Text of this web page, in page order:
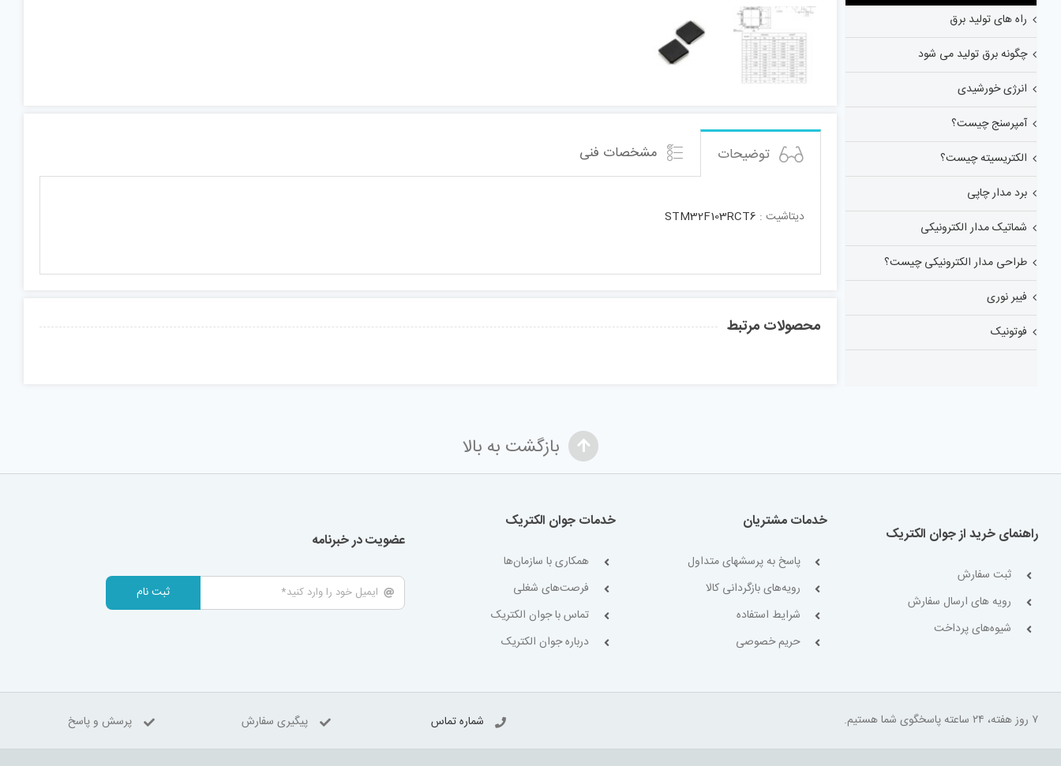
توضیحات مشخصات فنی
دیتاشیت : STM32F103RCT6
محصولات مرتبط
راه های تولید برق
چگونه برق تولید می شود
انرژی خورشیدی
آمپرسنج چیست؟
الکتریسیته چیست؟
برد مدار چاپی
شماتیک مدار الکترونیکی
طراحی مدار الکترونیکی چیست؟
فیبر نوری
فوتونیک
بازگشت به بالا
راهنمای خرید از جوان الکتریک
ثبت سفارش
رویه های ارسال سفارش
شیوه‌های پرداخت
خدمات مشتریان
پاسخ به پرسشهای متداول
رویه‌های بازگردانی کالا
شرایط استفاده
حریم خصوصی
خدمات جوان الکتریک
همکاری با سازمان‌ها
فرصت‌های شغلی
تماس با جوان الکتریک
درباره جوان الکتریک
عضویت در خبرنامه
ثبت نام
۷ روز هفته، ۲۴ ساعته پاسخگوی شما هستیم. شماره تماس پیگیری سفارش پرسش و پاسخ